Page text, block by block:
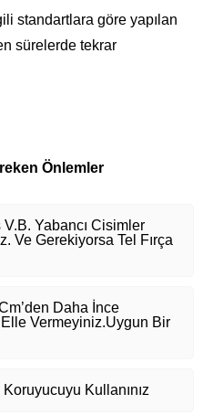
standartlara göre yapılan
sürelerde tekrar
Önlemler
Yabancı Cisimler
Ve Gerekiyorsa Tel Fırça
Daha İnce
Vermeyiniz.Uygun Bir
Kullanınız